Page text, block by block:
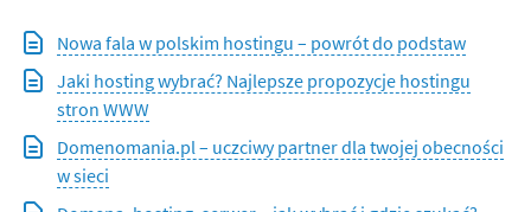
Nowa fala w polskim hostingu – powrót do podstaw
Jaki hosting wybrać? Najlepsze propozycje hostingu
stron WWW
Domenomania.pl – uczciwy partner dla twojej obecności
w sieci